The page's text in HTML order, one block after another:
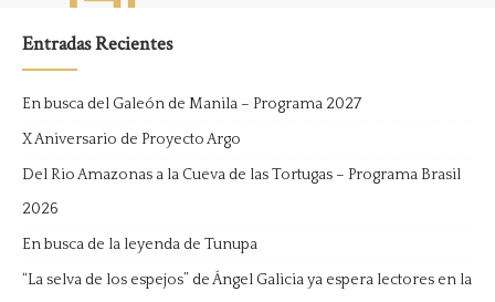
Entradas Recientes
En busca del Galeón de Manila – Programa 2027
X Aniversario de Proyecto Argo
Del Rio Amazonas a la Cueva de las Tortugas – Programa Brasil
2026
En busca de la leyenda de Tunupa
“La selva de los espejos” de Ángel Galicia ya espera lectores en la